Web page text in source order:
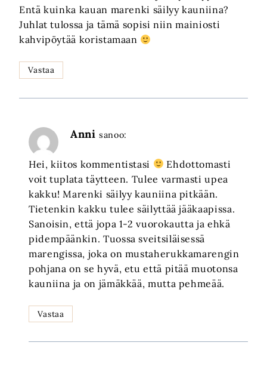
Entä kuinka kauan marenki säilyy kauniina?
Juhlat tulossa ja tämä sopisi niin mainiosti
kahvipöytää koristamaan
Vastaa
Anni sanoo:
Hei, kiitos kommentistasi
Ehdottomasti
voit tuplata täytteen. Tulee varmasti upea
kakku! Marenki säilyy kauniina pitkään.
Tietenkin kakku tulee säilyttää jääkaapissa.
Sanoisin, että jopa 1-2 vuorokautta ja ehkä
pidempäänkin. Tuossa sveitsiläisessä
marengissa, joka on mustaherukkamarengin
pohjana on se hyvä, etu että pitää muotonsa
kauniina ja on jämäkkää, mutta pehmeää.
Vastaa